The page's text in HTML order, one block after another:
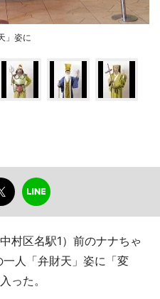
」姿に
村区名駅1）前のナナちゃ
人「弁財天」姿に「変
った。